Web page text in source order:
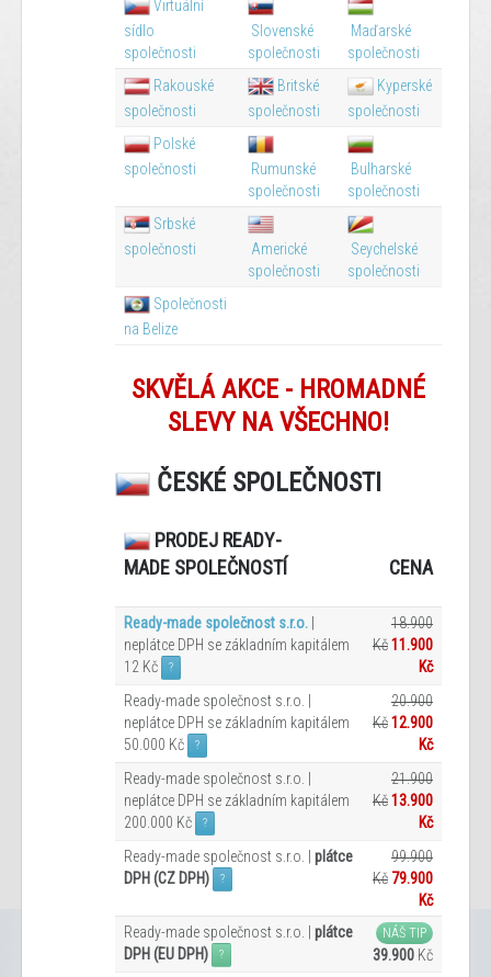
Virtuální
sídlo
společnosti
Slovenské
společnosti
Maďarské
společnosti
Rakouské
společnosti
Britské
společnosti
Kyperské
společnosti
Polské
společnosti
Rumunské
společnosti
Bulharské
společnosti
Srbské
společnosti
Americké
společnosti
Seychelské
společnosti
Společnosti
na Belize
SKVĚLÁ AKCE - HROMADNÉ
SLEVY NA VŠECHNO!
ČESKÉ SPOLEČNOSTI
PRODEJ READY-
MADE SPOLEČNOSTÍ
CENA
Ready-made společnost s.r.o.
neplátce DPH se základním kapitálem
12 Kč
?
18.900
Kč11.900
Kč
Ready-made společnost s.r.o. |
neplátce DPH se základním kapitálem
50.000 Kč
?
20.900
Kč12.900
Kč
Ready-made společnost s.r.o. |
neplátce DPH se základním kapitálem
200.000 Kč
?
21.900
Kč13.900
Kč
Ready-made společnost s.r.o. | plátce
DPH (CZ DPH)
?
99.900
Kč 79.900
Kč
Ready-made společnost s.r.o. | plátce
DPH (EU DPH)
?
NÁŠ TIP
39.900 Kč